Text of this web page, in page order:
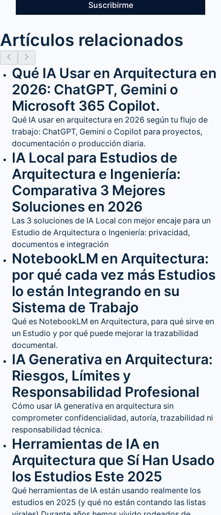
Suscribirme
Artículos relacionados
Qué IA Usar en Arquitectura en
2026: ChatGPT, Gemini o
Microsoft 365 Copilot.
Qué IA usar en arquitectura en 2026 según tu flujo de
trabajo: ChatGPT, Gemini o Copilot para proyectos,
documentación o producción diaria.
IA Local para Estudios de
Arquitectura e Ingeniería:
Comparativa 3 Mejores
Soluciones en 2026
Las 3 soluciones de IA Local con mejor encaje para un
Estudio de Arquitectura o Ingeniería: privacidad,
documentos e integración
NotebookLM en Arquitectura:
por qué cada vez más Estudios
lo están Integrando en su
Sistema de Trabajo
Qué es NotebookLM en Arquitectura, para qué sirve en
un Estudio y por qué puede mejorar la trazabilidad
documental.
IA Generativa en Arquitectura:
Riesgos, Límites y
Responsabilidad Profesional
Cómo usar IA generativa en arquitectura sin
comprometer confidencialidad, autoría, trazabilidad ni
responsabilidad técnica.
Herramientas de IA en
Arquitectura que Sí Han Usado
los Estudios Este 2025
Qué herramientas de IA están usando realmente los
estudios en 2025 (y qué no están contando las listas